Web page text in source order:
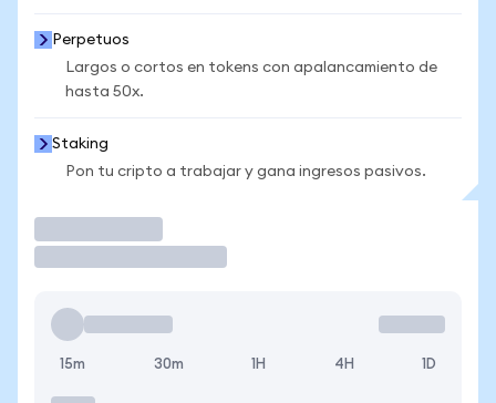
Perpetuos
Largos o cortos en tokens con apalancamiento de
hasta 50x.
Staking
Pon tu cripto a trabajar y gana ingresos pasivos.
15m 30m 1H 4H 1D